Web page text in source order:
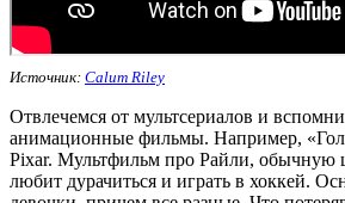
Источник: Calum Riley
Отвлечемся от мультсериалов и
анимационные фильмы. Например,
Pixar. Мультфильм про Райли, обычную
любит дурачиться и играть в хоккей.